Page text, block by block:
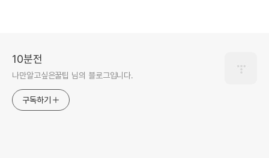
10분전
나만알고싶은꿀팁 님의 블로그입니다.
구독하기